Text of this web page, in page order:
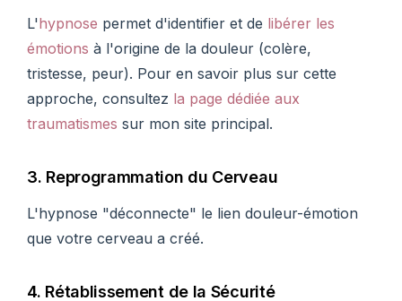
L'hypnose permet d'identifier et de libérer les
émotions à l'origine de la douleur (colère,
tristesse, peur). Pour en savoir plus sur cette
approche, consultez la page dédiée aux
traumatismes sur mon site principal.
3. Reprogrammation du Cerveau
L'hypnose "déconnecte" le lien douleur-émotion
que votre cerveau a créé.
4. Rétablissement de la Sécurité